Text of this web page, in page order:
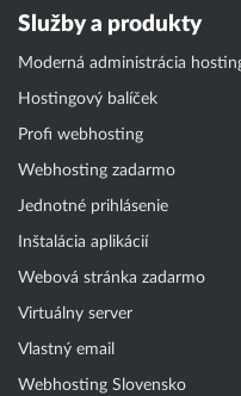
Služby a produkty
Moderná administrácia
Hostingový balíček
Profi webhosting
Webhosting zadarmo
Jednotné prihlásenie
Inštalácia aplikácií
Webová stránka zadarmo
Virtuálny server
Vlastný email
Webhosting Slovensko